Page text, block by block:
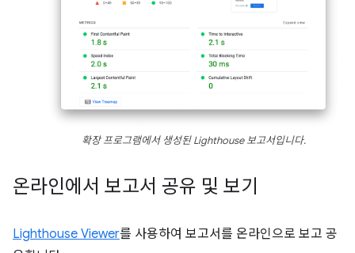
확장 프로그램에서 생성된 Lighthouse 보고서입니다.
온라인에서 보고서 공유 및 보기
Lighthouse Viewer를 사용하여 보고서를 온라인으로 보고 공